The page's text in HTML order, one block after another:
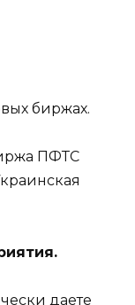
биржах.
ПФТС
даете